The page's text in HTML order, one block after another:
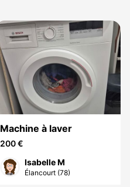
Machine à laver
200 €
Isabelle M
Élancourt (78)